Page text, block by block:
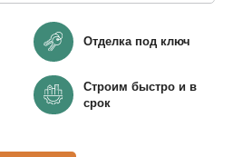
Отделка под ключ
Строим быстро и в
срок